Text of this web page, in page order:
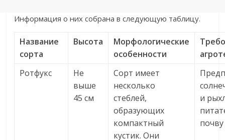
Информация о них собрана в следующую таблицу.
Название
сорта
Высота
Морфологические
особенности
Ротфукс
Не
выше
45 см
Сорт имеет
несколько
стеблей,
образующих
компактный
кустик. Они
и
почву